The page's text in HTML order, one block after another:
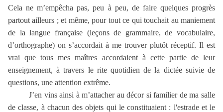
Cela ne m’empêcha pas, peu à peu, de faire quelques progrès
partout ailleurs ; et même, pour tout ce qui touchait au maniement
de la langue française (leçons de grammaire, de vocabulaire,
d’orthographe) on s’accordait à me trouver plutôt réceptif. Il est
vrai que tous mes maîtres accordaient à cette partie de leur
enseignement, à travers le rite quotidien de la dictée suivie de
questions, une attention extrême.
J’en vins ainsi à m’attacher au décor si familier de ma salle
de classe, à chacun des objets qui le constituaient : l'estrade et le